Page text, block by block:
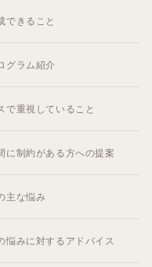
できること
グラム紹介
で重視していること
に制約がある方への提案
主な悩み
悩みに対するアドバイス